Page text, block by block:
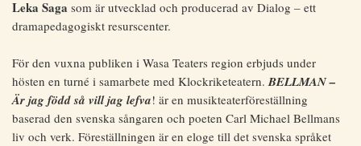
Leka Saga som är utvecklad och producerad av Dialog – ett
dramapedagogiskt resurscenter.
För den vuxna publiken i Wasa Teaters region erbjuds under
hösten en turné i samarbete med Klockriketeatern.BELLMAN –
Är jag född så vill jag lefva! är en musikteaterföreställning
baserad den svenska sångaren och poeten Carl Michael Bellmans
liv och verk. Föreställningen är en eloge till det svenska språket